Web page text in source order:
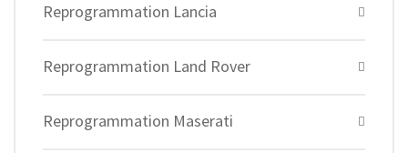
Reprogrammation Lancia
Reprogrammation Land Rover
Reprogrammation Maserati